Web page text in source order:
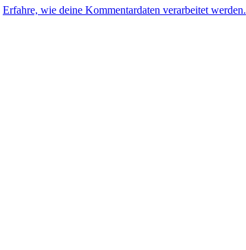
Erfahre, wie deine Kommentardaten verarbeitet werden.